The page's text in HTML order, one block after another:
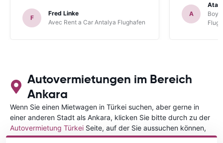
gute Erfahrung. Deshalb habe ich Sie
als meinen Lieblings-Mietautovermittler
auch für künftige Buchungen
F
Fred Linke
Avec Rent a Car Antalya Flughafen
A
Autovermietungen im Bereich
Ankara
Wenn Sie einen Mietwagen in Türkei suchen, aber gerne in
einer anderen Stadt als Ankara, klicken Sie bitte durch zu der
Autovermietung Türkei Seite, auf der Sie aussuchen können,
in welcher Stadt in Türkei Sie Ihr Fahrzeug mieten wollen.